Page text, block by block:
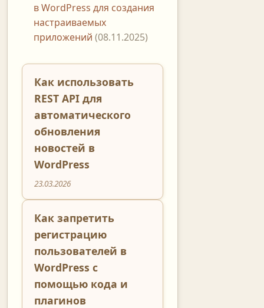
в WordPress для создания
настраиваемых
приложений (08.11.2025)
Как использовать
REST API для
автоматического
обновления
новостей в
WordPress
23.03.2026
Как запретить
регистрацию
пользователей в
WordPress с
помощью кода и
плагинов